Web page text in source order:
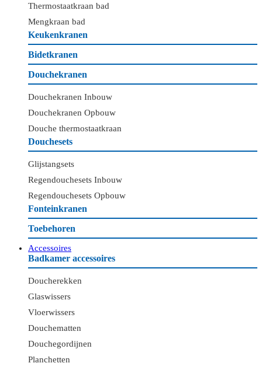
Thermostaatkraan bad
Mengkraan bad
Keukenkranen
Bidetkranen
Douchekranen
Douchekranen Inbouw
Douchekranen Opbouw
Douche thermostaatkraan
Douchesets
Glijstangsets
Regendouchesets Inbouw
Regendouchesets Opbouw
Fonteinkranen
Toebehoren
Accessoires
Badkamer accessoires
Doucherekken
Glaswissers
Vloerwissers
Douchematten
Douchegordijnen
Planchetten